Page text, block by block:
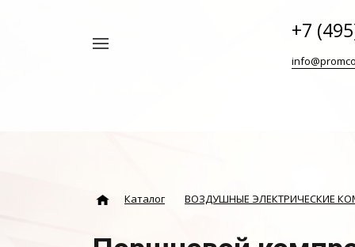
+7
Каталог ВОЗДУШНЫЕ ЭЛЕКТРИЧЕСКИЕ